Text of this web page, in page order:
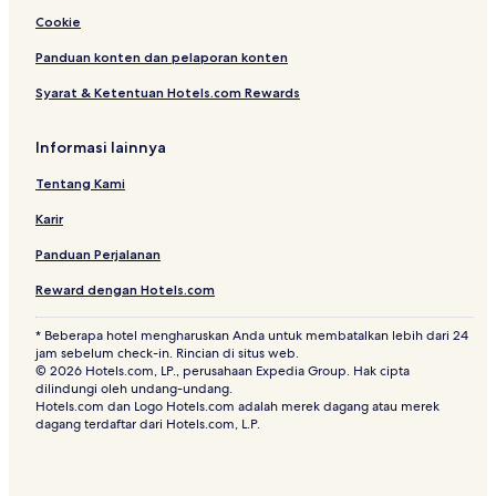
Cookie
Panduan konten dan pelaporan konten
Syarat & Ketentuan Hotels.com Rewards
Informasi lainnya
Tentang Kami
Karir
Panduan Perjalanan
Reward dengan Hotels.com
* Beberapa hotel mengharuskan Anda untuk membatalkan lebih dari 24
jam sebelum check-in. Rincian di situs web.
© 2026 Hotels.com, LP., perusahaan Expedia Group. Hak cipta
dilindungi oleh undang-undang.
Hotels.com dan Logo Hotels.com adalah merek dagang atau merek
dagang terdaftar dari Hotels.com, L.P.